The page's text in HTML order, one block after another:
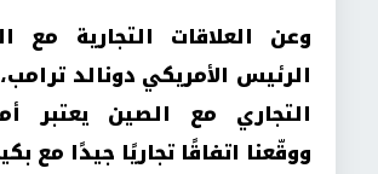
وعن العلاقات التجارية مع
الرئيس الأمريكي دونالد
التجاري مع الصين يعتبر
ووقّعنا اتفاقًا تجاريًا جيدًا مع